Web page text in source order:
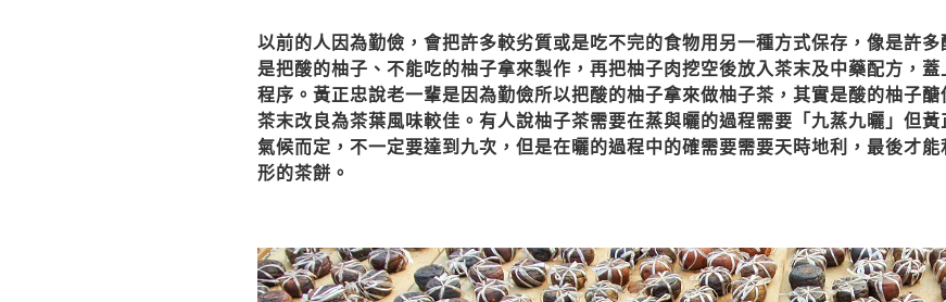
以前的人因為勤儉，會把許多較劣質或是吃不完的食物用另一種方式保存，像是許
是把酸的柚子、不能吃的柚子拿來製作，再把柚子肉挖空後放入茶末及中藥配方，
程序。黃正忠說老一輩是因為勤儉所以把酸的柚子拿來做柚子茶，其實是酸的柚子
茶末改良為茶葉風味較佳。有人說柚子茶需要在蒸與曬的過程需要「九蒸九曬」但
氣候而定，不一定要達到九次，但是在曬的過程中的確需要需要天時地利，最後才
形的茶餅。